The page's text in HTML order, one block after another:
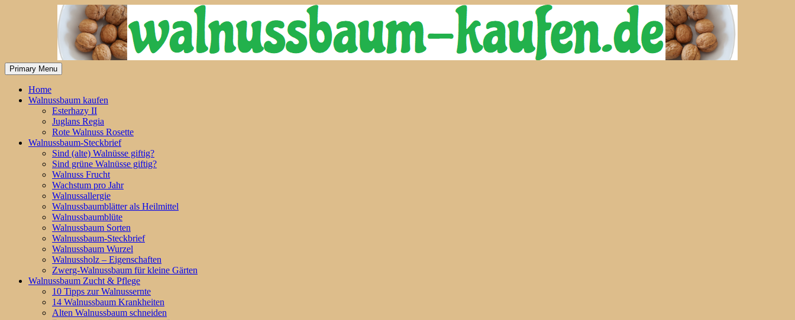
Primary Menu
Home
Walnussbaum kaufen
Esterhazy II
Juglans Regia
Rote Walnuss Rosette
Walnussbaum-Steckbrief
Sind (alte) Walnüsse giftig?
Sind grüne Walnüsse giftig?
Walnuss Frucht
Wachstum pro Jahr
Walnussallergie
Walnussbaumblätter als Heilmittel
Walnussbaumblüte
Walnussbaum Sorten
Walnussbaum-Steckbrief
Walnussbaum Wurzel
Walnussholz – Eigenschaften
Zwerg-Walnussbaum für kleine Gärten
Walnussbaum Zucht & Pflege
10 Tipps zur Walnussernte
14 Walnussbaum Krankheiten
Alten Walnussbaum schneiden